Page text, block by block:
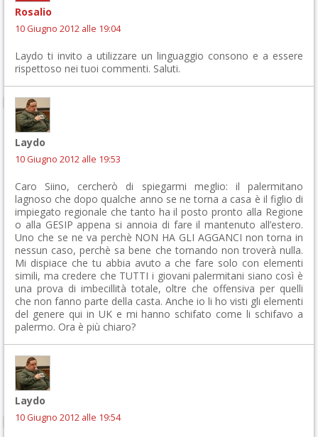
Rosalio
10 Giugno 2012 alle 19:04
Laydo ti invito a utilizzare un linguaggio consono e a essere
rispettoso nei tuoi commenti. Saluti.
Laydo
10 Giugno 2012 alle 19:53
Caro Siino, cercherò di spiegarmi meglio: il palermitano
lagnoso che dopo qualche anno se ne torna a casa è il figlio di
impiegato regionale che tanto ha il posto pronto alla Regione
o alla GESIP appena si annoia di fare il mantenuto all’estero.
Uno che se ne va perchè NON HA GLI AGGANCI non torna in
nessun caso, perchè sa bene che tornando non troverà nulla.
Mi dispiace che tu abbia avuto a che fare solo con elementi
simili, ma credere che TUTTI i giovani palermitani siano così è
una prova di imbecillità totale, oltre che offensiva per quelli
che non fanno parte della casta. Anche io li ho visti gli elementi
del genere qui in UK e mi hanno schifato come li schifavo a
palermo. Ora è più chiaro?
Laydo
10 Giugno 2012 alle 19:54